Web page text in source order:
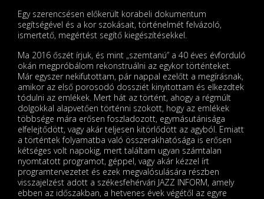
Egy szerencsésen előkerült korabeli dokumentum
segítségével és a kor szokásait, történelmét felvázoló,
ismertető, megértést segítő kiegészítésekkel.
Ma 2016 őszét írjuk, és mint „szemtanú” a 40 éves évforduló
okán megpróbálom rekonstruálni az egykor történteket.
Már egyszer nekifutottam, pár nappal ezelőtt a megírásnak,
amikor az első porosodó dossziét kinyitottam és elkezdtek
tódulni az emlékek. Mert hát az történt, ahogy a régmúlt
dolgokkal alapvetően történni szokott, hogy az emlékek
többsége mára erősen foszladozott, egymásutánisága
elfelejtődött, vagy akár teljesen kitörlődött az agyból. Emiatt
a történtek folyamatba való összerakhatósága is erősen
kétséges volt napokig, mert találtam ugyan számtalan
nyomtatott programot, géppel, vagy akár kézzel írt
programtervezetet és ezek megvalósulására részben
visszajelzést adott a székesfehérvári JAZZ INFORM, amely
ebben az időszakban, a hetvenes évek végétől az egyre